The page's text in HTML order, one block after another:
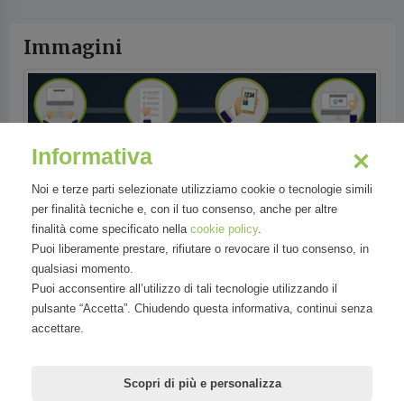
Immagini
Tecnologia
Informativa
Noi e terze parti selezionate utilizziamo cookie o tecnologie simili
per finalità tecniche e, con il tuo consenso, anche per altre
finalità come specificato nella cookie policy.
Puoi liberamente prestare, rifiutare o revocare il tuo consenso, in
qualsiasi momento.
Puoi acconsentire all’utilizzo di tali tecnologie utilizzando il
pulsante “Accetta”. Chiudendo questa informativa, continui senza
accettare.
Scopri di più e personalizza